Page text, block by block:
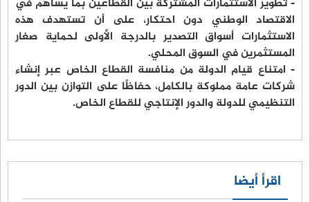
- تطوير الاستثمارات المشتركة بين القطاعين بما يساهم في
الاقتصاد الوطني دون احتكار، على أن تستهدف هذه
الاستثمارات أسواق التصدير بالدرجة الأولى لحماية صغار
المستثمرين في السوق المحلي.
- امتناع قيام الدولة من منافسة القطاع الخاص عبر إنشاء
شركات عامة مملوكة بالكامل، حفاظًا على التوازن بين الدور
التنظيمي للدولة والدور الإنتاجي للقطاع الخاص.
اقرأ أيضا